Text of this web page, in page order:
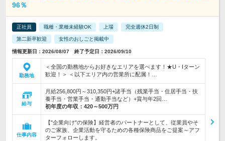
96％
正社員 職種・業種未経験OK 上場 完全週休2日制
第二新卒歓迎 女性のおしごと掲載中
情報更新日：2026/08/07 終了予定日：2026/09/10
勤務地
＜全国の勤務地からお好きなエリアを選べます！★U・Iターン
歓迎！＞ ＜以下エリア内の営業所に配属！…
給与
月給256,800円～310,350円+諸手当（残業手当・住居手当・扶
養手当・営業手当・通勤手当など）+賞与年2回…
初年度の年収： 420～500万円
仕事内容
【"企業向け"の保険】経営者のパートナーとして、従業員やそ
のご家族、企業活動を守るための各種保険商品をご提案～アフ
ターフォローします。